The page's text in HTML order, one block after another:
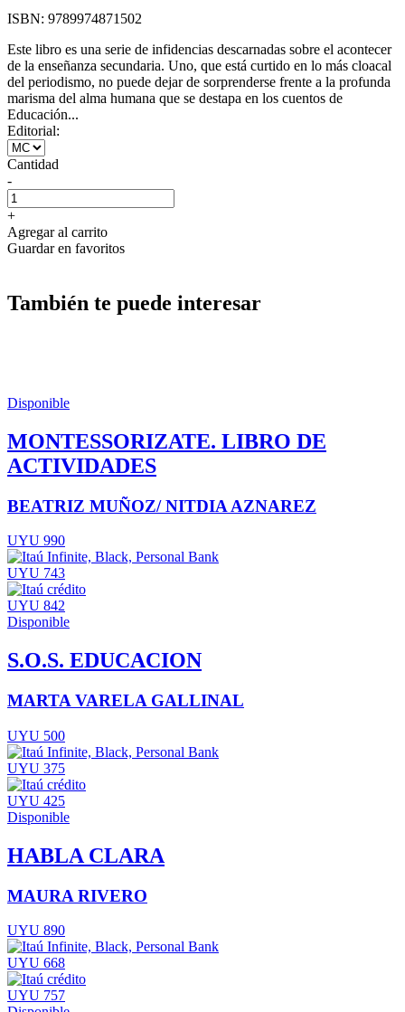
ISBN: 9789974871502
Este libro es una serie de infidencias descarnadas sobre el acontecer
de la enseñanza secundaria. Uno, que está curtido en lo más cloacal
del periodismo, no puede dejar de sorprenderse frente a la profunda
marisma del alma humana que se destapa en los cuentos de
Educación...
Editorial:
Cantidad
-
+
Agregar al carrito
Guardar en favoritos
También te puede interesar
Disponible
MONTESSORIZATE. LIBRO DE
ACTIVIDADES
BEATRIZ MUÑOZ/ NITDIA AZNAREZ
UYU 990
UYU 743
UYU 842
Disponible
S.O.S. EDUCACION
MARTA VARELA GALLINAL
UYU 500
UYU 375
UYU 425
Disponible
HABLA CLARA
MAURA RIVERO
UYU 890
UYU 668
UYU 757